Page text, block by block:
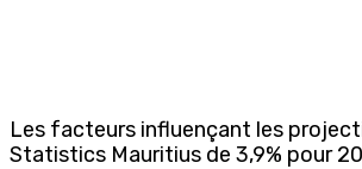
Les facteurs influençant les
Statistics Mauritius de 3,9% pour